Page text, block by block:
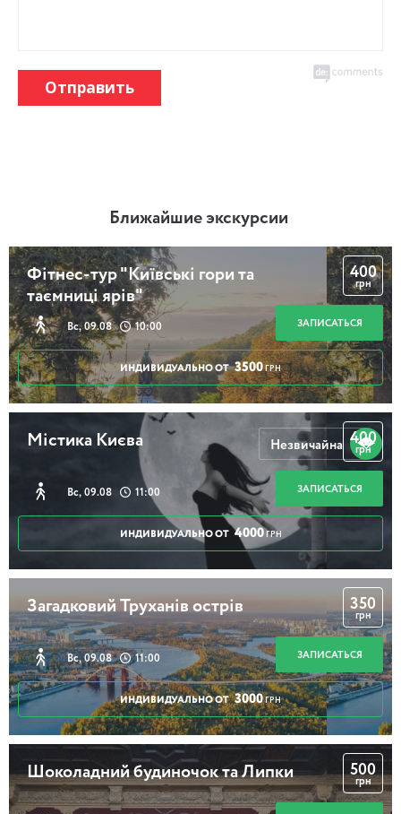
Отправить
Ближайшие экскурсии
Фітнес-тур "Київські гори та
таємниці ярів"
Вс, 09.08 10:00
400
грн
ЗАПИСАТЬСЯ
ИНДИВИДУАЛЬНО ОТ 3500 ГРН
Містика Києва
Вс, 09.08 11:00
400
грн
ЗАПИСАТЬСЯ
ИНДИВИДУАЛЬНО ОТ 4000 ГРН
Незвичайна
Загадковий Труханів острів
Вс, 09.08 11:00
350
грн
ЗАПИСАТЬСЯ
ИНДИВИДУАЛЬНО ОТ 3000 ГРН
Шоколадний будиночок та Липки 500
грн